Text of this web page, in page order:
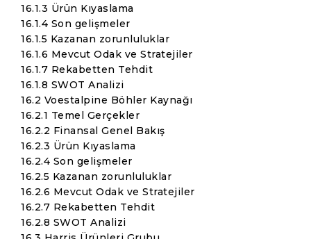
16.1.3 Ürün Kıyaslama
16.1.4 Son gelişmeler
16.1.5 Kazanan zorunluluklar
16.1.6 Mevcut Odak ve Stratejiler
16.1.7 Rekabetten Tehdit
16.1.8 SWOT Analizi
16.2 Voestalpine Böhler Kaynağı
16.2.1 Temel Gerçekler
16.2.2 Finansal Genel Bakış
16.2.3 Ürün Kıyaslama
16.2.4 Son gelişmeler
16.2.5 Kazanan zorunluluklar
16.2.6 Mevcut Odak ve Stratejiler
16.2.7 Rekabetten Tehdit
16.2.8 SWOT Analizi